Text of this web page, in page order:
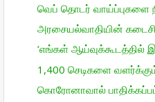
வெப் தொடர் வாய்ப்புகளை
அரசையல்வாதியின்
‘எங்கள் ஆய்வுக்கூடத்தில்
1,400 செடிகளை
கொரோனாவால்